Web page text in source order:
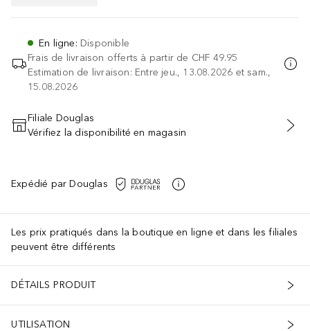
En ligne: Disponible
Frais de livraison offerts à partir de CHF 49.95
Estimation de livraison: Entre jeu., 13.08.2026 et sam.,
15.08.2026
AJOUTER AU PANIER
Filiale Douglas
Vérifiez la disponibilité en magasin
Expédié par Douglas
Les prix pratiqués dans la boutique en ligne et dans les filiales
peuvent être différents
DÉTAILS PRODUIT
UTILISATION